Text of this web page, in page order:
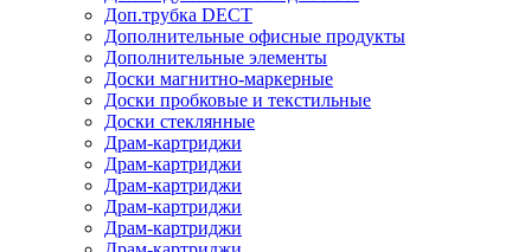
Доп.трубка DECT
Дополнительные офисные продукты
Дополнительные элементы
Доски магнитно-маркерные
Доски пробковые и текстильные
Доски стеклянные
Драм-картриджи
Драм-картриджи
Драм-картриджи
Драм-картриджи
Драм-картриджи